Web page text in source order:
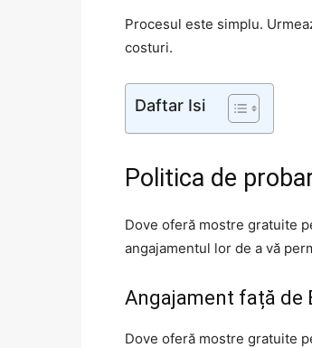
Procesul este simplu.
costuri.
Daftar Isi
Politica de
Dove oferă mostre gratuite
angajamentul lor de a vă
Angajament față de
Dove oferă mostre gratuite